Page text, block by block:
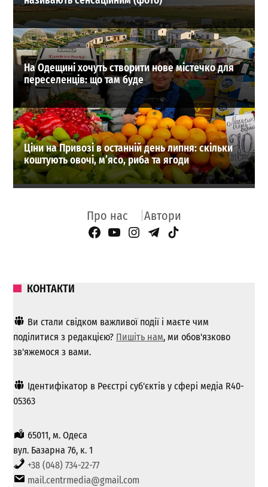
На Одещині хочуть створити нове містечко для
переселенців: що там буде
Ціни на Привозі в останній день липня: скільки
коштують овочі, м’ясо, риба та ягоди
Про нас Автори
Facebook Page
YouTube
Instagram
Telegram
TikTok
КОНТАКТИ
Ви стали свідком важливої ​​події і маєте чим
поділитися з редакцією? Пишіть нам, ми обов'язково
зв'яжемося з вами.
Ідентифікатор в Реєстрі суб'єктів у сфері медіа R40-
05363
65011, м. Одеса
вул. Базарна 76, к. 1
+38 (048) 734-22-77
mail.centrmedia@gmail.com